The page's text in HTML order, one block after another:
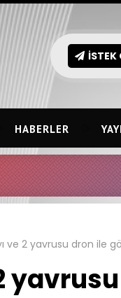
İSTEK
HABERLER
ve 2 yavrusu dron ile